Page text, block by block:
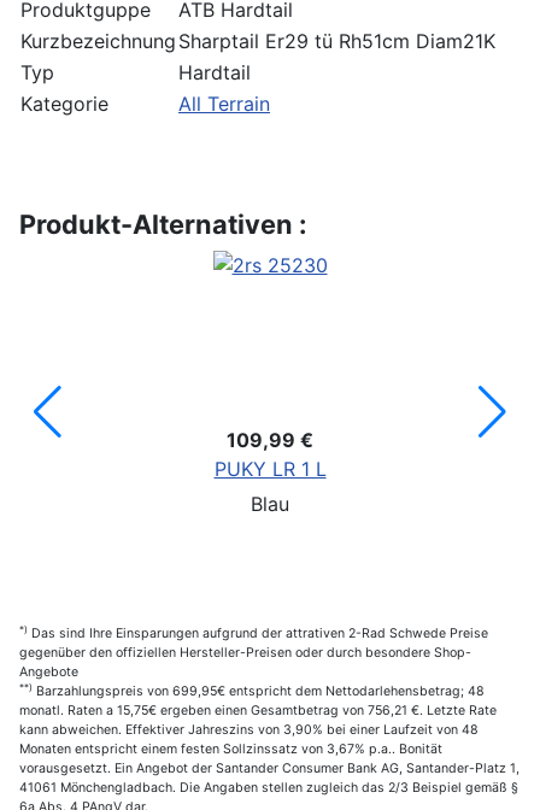
Produktguppe
ATB Hardtail
Kurzbezeichnung Sharptail Er29 tü Rh51cm Diam21K
Typ
Hardtail
Kategorie
All Terrain
Produkt-Alternativen :
109,99 €
PUKY LR 1 L
Blau
*) Das sind Ihre Einsparungen aufgrund der attrativen 2-Rad Schwede Preise
gegenüber den offiziellen Hersteller-Preisen oder durch besondere Shop-
Angebote
**) Barzahlungspreis von 699,95€ entspricht dem Nettodarlehensbetrag; 48
monatl. Raten a 15,75€ ergeben einen Gesamtbetrag von 756,21 €. Letzte Rate
kann abweichen. Effektiver Jahreszins von 3,90% bei einer Laufzeit von 48
Monaten entspricht einem festen Sollzinssatz von 3,67% p.a.. Bonität
vorausgesetzt. Ein Angebot der Santander Consumer Bank AG, Santander-Platz 1,
41061 Mönchengladbach. Die Angaben stellen zugleich das 2/3 Beispiel gemäß §
6a Abs. 4 PAngV dar.